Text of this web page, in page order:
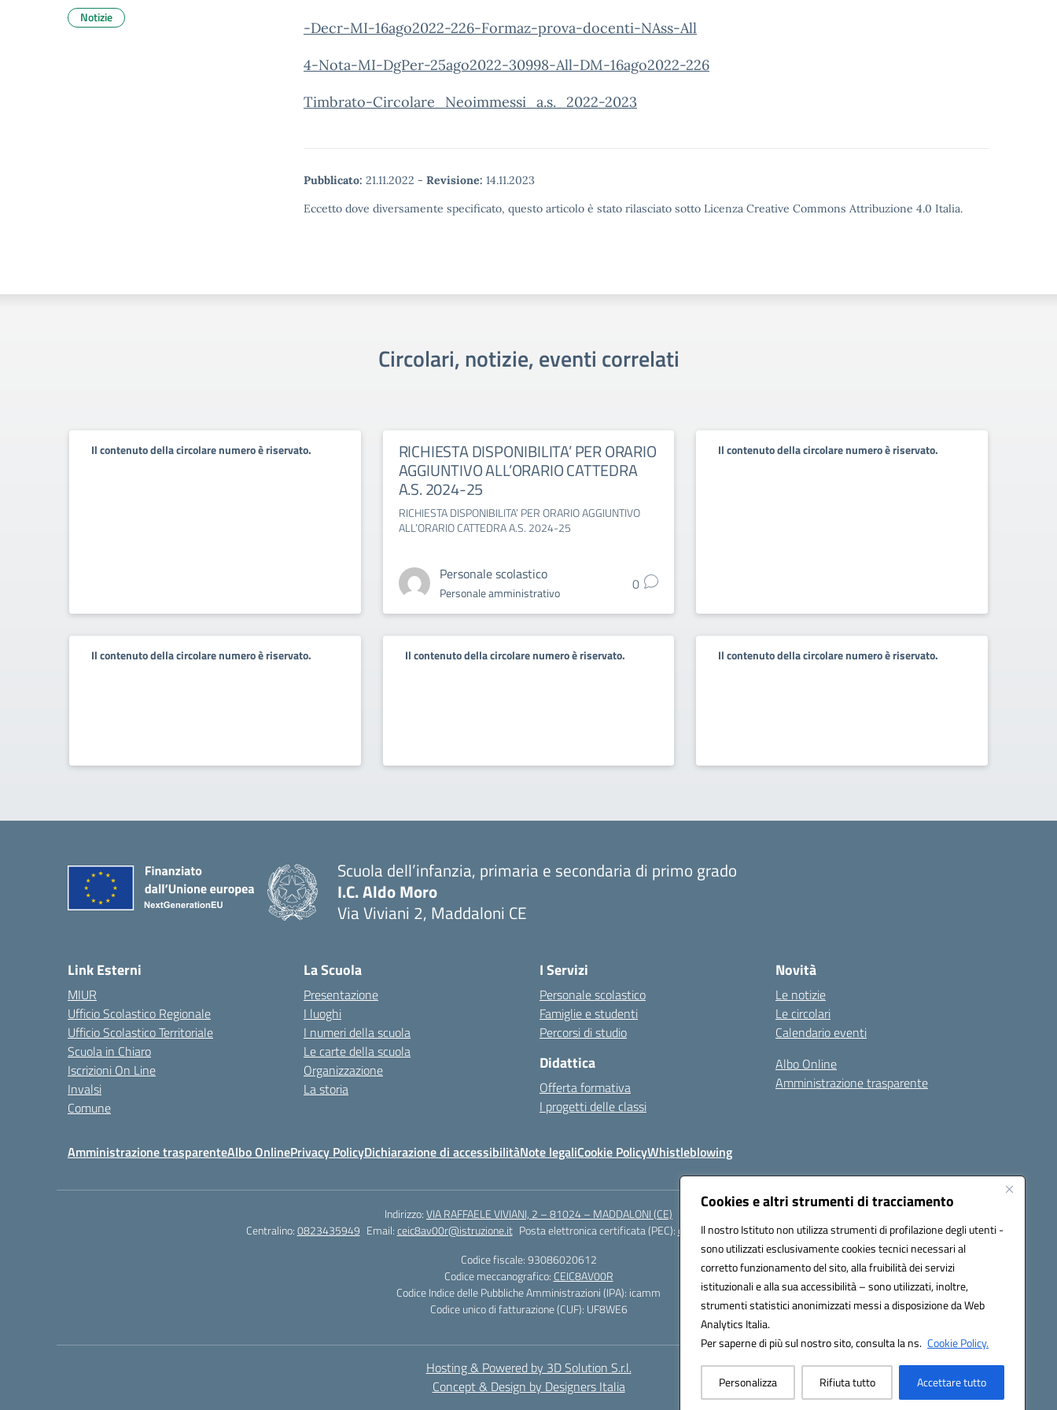
Cookies e altri strumenti di tracciamento
Il nostro Istituto non utilizza strumenti di profilazione degli utenti -
sono utilizzati esclusivamente cookies tecnici necessari al
corretto funzionamento del sito, alla fruibilità dei servizi
istituzionali e alla sua accessibilità – sono utilizzati, inoltre,
strumenti statistici anonimizzati messi a disposizione da Web
Analytics Italia.
Per saperne di più sul nostro sito, consulta la ns. Cookie Policy.
Personalizza Rifiuta tutto Accettare tutto
-Decr-MI-16ago2022-226-Formaz-prova-docenti-NAss-All
4-Nota-MI-DgPer-25ago2022-30998-All-DM-16ago2022-226
Timbrato-Circolare_Neoimmessi_a.s._2022-2023
Pubblicato: 21.11.2022 - Revisione: 14.11.2023
Eccetto dove diversamente specificato, questo articolo è stato rilasciato sotto Licenza Creative Commons Attribuzione 4.0 Italia.
Notizie
Circolari, notizie, eventi correlati
Il contenuto della circolare numero è riservato. RICHIESTA DISPONIBILITA’ PER ORARIO
AGGIUNTIVO ALL’ORARIO CATTEDRA
A.S. 2024-25
RICHIESTA DISPONIBILITA’ PER ORARIO AGGIUNTIVO
ALL’ORARIO CATTEDRA A.S. 2024-25
Personale scolastico
Personale amministrativo 0
Il contenuto della circolare numero è riservato.
Il contenuto della circolare numero è riservato. Il contenuto della circolare numero è riservato. Il contenuto della circolare numero è riservato.
Scuola dell’infanzia, primaria e secondaria di primo grado
I.C. Aldo Moro
Via Viviani 2, Maddaloni CE
Link Esterni
MIUR
Ufficio Scolastico Regionale
Ufficio Scolastico Territoriale
Scuola in Chiaro
Iscrizioni On Line
Invalsi
Comune
La Scuola
Presentazione
I luoghi
I numeri della scuola
Le carte della scuola
Organizzazione
La storia
I Servizi
Personale scolastico
Famiglie e studenti
Percorsi di studio
Didattica
Offerta formativa
I progetti delle classi
Novità
Le notizie
Le circolari
Calendario eventi
Albo Online
Amministrazione trasparente
Amministrazione trasparenteAlbo OnlinePrivacy PolicyDichiarazione di accessibilitàNote legaliCookie PolicyWhistleblowing
Indirizzo:VIA RAFFAELE VIVIANI, 2 – 81024 – MADDALONI (CE)
Centralino:0823435949 Email:ceic8av00r@istruzione.it Posta elettronica certificata (PEC):ceic8av00r@pec.istruzione.it
Codice fiscale: 93086020612
Codice meccanografico: CEIC8AV00R
Codice Indice delle Pubbliche Amministrazioni (IPA): icamm
Codice unico di fatturazione (CUF): UF8WE6
Hosting & Powered by 3D Solution S.r.l.
Concept & Design by Designers Italia